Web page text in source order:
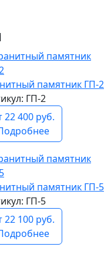
памятник ГП-2
ГП-2
22 400 руб.
памятник ГП-5
ГП-5
22 100 руб.